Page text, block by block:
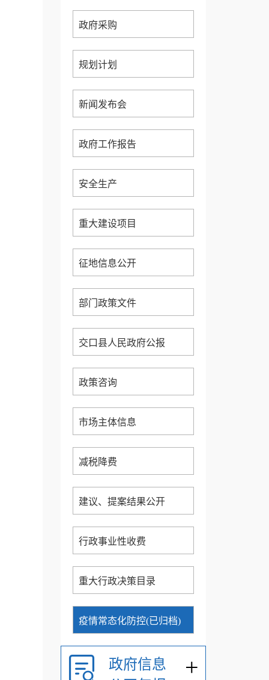
政府采购
规划计划
新闻发布会
政府工作报告
安全生产
重大建设项目
征地信息公开
部门政策文件
交口县人民政府公报
政策咨询
市场主体信息
减税降费
建议、提案结果公开
行政事业性收费
重大行政决策目录
疫情常态化防控(已归档)
政府信息
+